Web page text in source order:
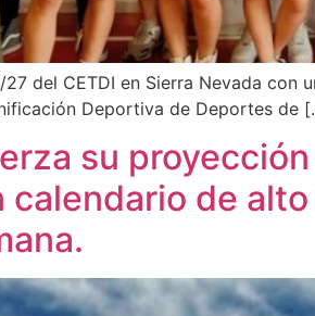
del CETDI en Sierra Nevada con
Deportiva de Deportes de
su
calendario de